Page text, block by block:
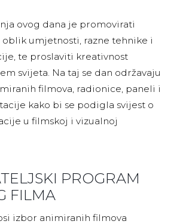
ovog dana je promovirati
umjetnosti, razne tehnike i
te proslaviti kreativnost
svijeta. Na taj se dan održavaju
filmova, radionice, paneli i
kako bi se podigla svijest o
u filmskoj i vizualnoj
PROGRAM
FILMA
izbor animiranih filmova